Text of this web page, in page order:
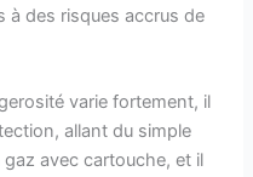
à des risques accrus de
varie fortement, il
allant du simple
avec cartouche, et il